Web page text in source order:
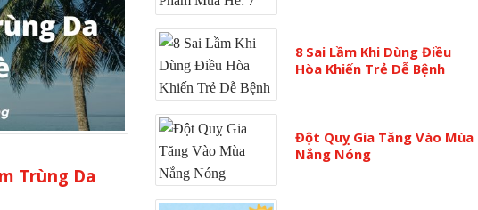
Trùng Da
8 Sai Lầm Khi Dùng Điều
Hòa Khiến Trẻ Dễ Bệnh
Đột Quỵ Gia Tăng Vào Mùa
Nắng Nóng